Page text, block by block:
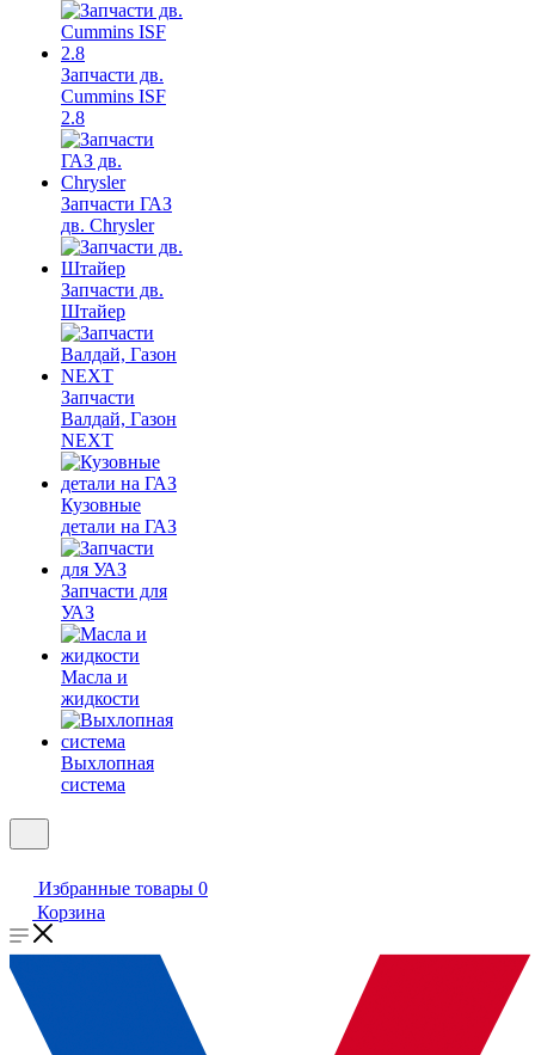
Запчасти дв.
Cummins ISF
2.8
Запчасти ГАЗ
дв. Chrysler
Запчасти дв.
Штайер
Запчасти
Валдай, Газон
NEXT
Кузовные
детали на ГАЗ
Запчасти для
УАЗ
Масла и
жидкости
Выхлопная
система
Избранные товары 0
Корзина